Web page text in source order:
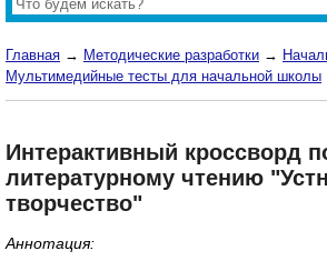
Главная → Методические разработки →
Мультимедийные тесты для начальной школы
Интерактивный кроссворд
литературному чтению
творчество"
Аннотация: